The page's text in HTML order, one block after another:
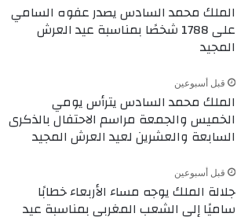
الملك محمد السادس يصدر عفوه السامي
على 1788 شخصًا بمناسبة عيد العرش
المجيد
قبل أسبوعين
الملك محمد السادس يترأس يومي
الخميس والجمعة مراسم الاحتفال بالذكرى
السابعة والعشرين لعيد العرش المجيد
قبل أسبوعين
جلالة الملك يوجه مساء الأربعاء خطابًا
ساميًا إلى الشعب المغربي بمناسبة عيد